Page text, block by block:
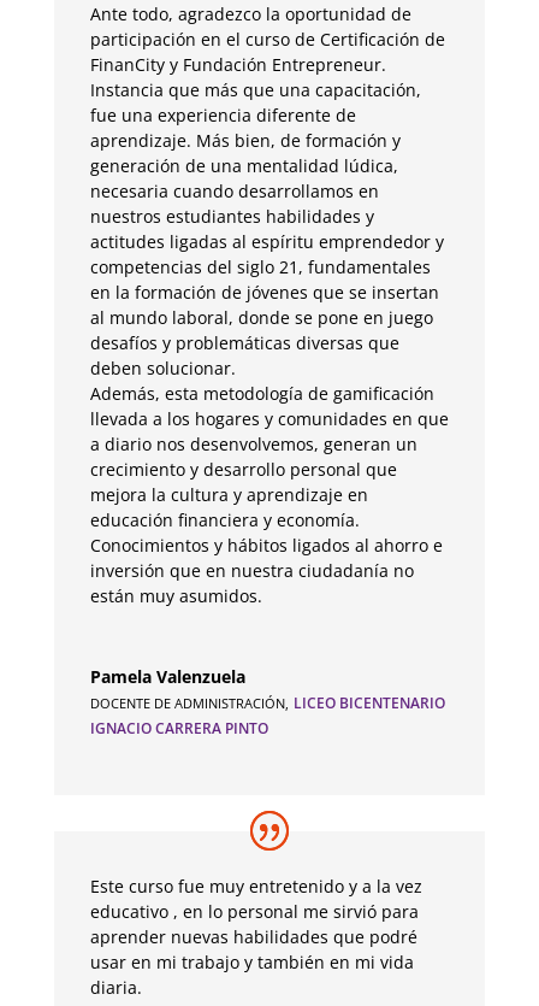
Ante todo, agradezco la oportunidad de
participación en el curso de Certificación de
FinanCity y Fundación Entrepreneur.
Instancia que más que una capacitación,
fue una experiencia diferente de
aprendizaje. Más bien, de formación y
generación de una mentalidad lúdica,
necesaria cuando desarrollamos en
nuestros estudiantes habilidades y
actitudes ligadas al espíritu emprendedor y
competencias del siglo 21, fundamentales
en la formación de jóvenes que se insertan
al mundo laboral, donde se pone en juego
desafíos y problemáticas diversas que
deben solucionar.
Además, esta metodología de gamificación
llevada a los hogares y comunidades en que
a diario nos desenvolvemos, generan un
crecimiento y desarrollo personal que
mejora la cultura y aprendizaje en
educación financiera y economía.
Conocimientos y hábitos ligados al ahorro e
inversión que en nuestra ciudadanía no
están muy asumidos.
Pamela Valenzuela
DOCENTE DE ADMINISTRACIÓN, LICEO BICENTENARIO
IGNACIO CARRERA PINTO
Este curso fue muy entretenido y a la vez
educativo , en lo personal me sirvió para
aprender nuevas habilidades que podré
usar en mi trabajo y también en mi vida
diaria.